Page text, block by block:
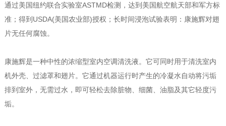
通过美国纽约联合实验室ASTMD检测，达到美国航空航天部和军方标
准；得到USDA(美国农业部)授权；长时间浸泡试验表明：康施辉对翅
片无任何腐蚀。
康施辉是一种中性的浓缩型室内空调清洗液。它可同时用于清洗室内
机外壳、过滤罩和翅片。它通过机器运行时产生的冷凝水自动将污垢
排到室外，无需过水，即可轻松去除脏物、细菌、油脂及其它轻度污
垢。